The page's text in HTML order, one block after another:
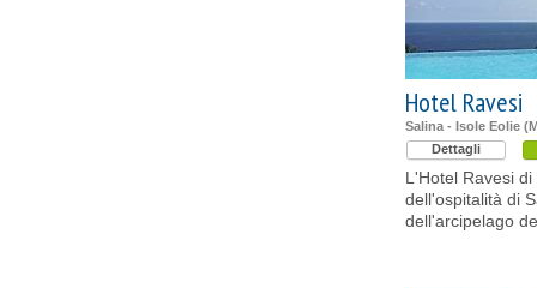
Hotel Ravesi
Salina - Isole Eolie
Dettagli
L'Hotel Ravesi
dell'ospitalità di
dell'arcipelago